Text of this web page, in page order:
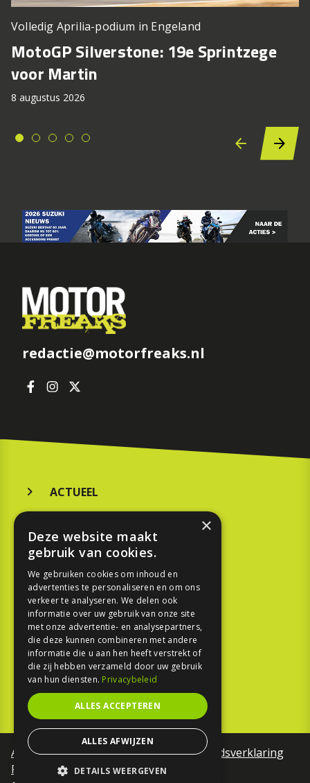
Volledig Aprilia-podium in Engeland
MotoGP Silverstone: 19e Sprintzege
voor Martin
8 augustus 2026
redactie@motorfreaks.nl
ACTUEEL
KOOPGIDS
TESTEN
SPORT
REPORTAGE
TOUREN
NIEUWSBRIEF
Algemene voorwaardenToegankelijkheidsverklaring
Privacy Policy
×
Deze website maakt
gebruik van cookies.
We gebruiken cookies om inhoud en
advertenties te personaliseren en om ons
verkeer te analyseren. We delen ook
informatie over uw gebruik van onze site
met onze advertentie- en analysepartners,
die deze kunnen combineren met andere
informatie die u aan hen heeft verstrekt of
die zij hebben verzameld door uw gebruik
van hun diensten. Privacybeleid
ALLES ACCEPTEREN
ALLES AFWIJZEN
DETAILS WEERGEVEN